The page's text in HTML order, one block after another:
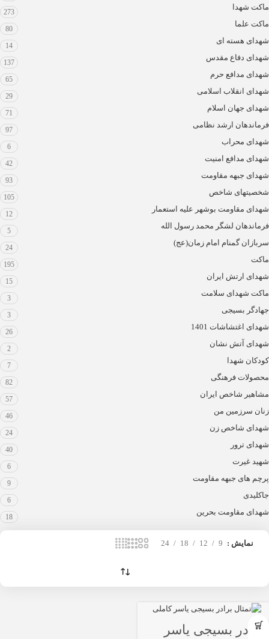
ماکت شهدا
273
ماکت علما
80
شهدای هسته ای
14
شهدای دفاع مقدس
137
شهدای مدافع حرم
65
شهدای انقلاب اسلامی
29
شهدای جهان اسلام
71
فرماندهان ارشد نظامی
97
شهدای محراب
6
شهدای مدافع امنیت
42
شهدای جبهه مقاومت
93
شخصیتهای شاخص
105
شهدای مقاومت بوشهر علیه استعمار
12
فرماندهان لشگر محمد رسول الله
5
سربازان گمنام امام زمان(عج)
24
ماکت
195
شهدای ارتش ایران
15
ماکت شهدای سلامت
3
جهادگر بسیجی
3
شهدای اغتشاشات 1401
26
شهدای آتش نشان
2
کودکان شهدا
7
محصولات فرهنگی
82
مشاهیر شاخص ایران
57
زنان سرزمین من
46
شهدای شاخص زن
24
شهدای ترور
40
شهید غیرت
6
پرچم های جبهه مقاومت
9
جاکلیدی
6
شهدای مقاومت بحرین
18
نمایش 9
12
18
24
برادر بسیجی یاسر